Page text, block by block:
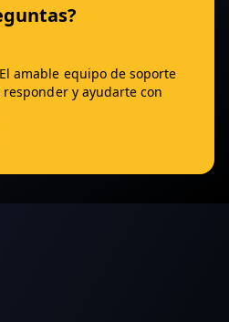
amable equipo de soporte
y ayudarte con